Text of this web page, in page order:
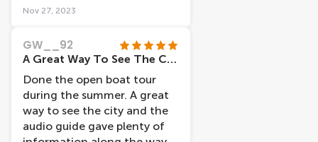
added bits and pieces of
appreciated. It was a great
introduction to the canals of
Amsterdam as we decided to
do this trip literally an hour
after arriving in Amsterdam.
It helped us with our
Nov 27, 2023
GW__92
A Great Way To See The City
Done the open boat tour
during the summer. A great
way to see the city and the
audio guide gave plenty of